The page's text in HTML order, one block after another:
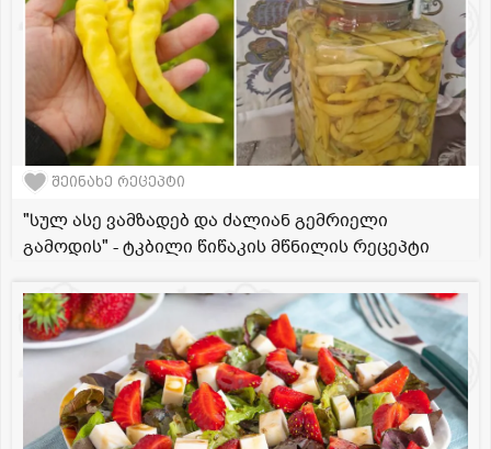
შეინახე რეცეპტი
"სულ ასე ვამზადებ და ძალიან გემრიელი
გამოდის" - ტკბილი წიწაკის მწნილის რეცეპტი